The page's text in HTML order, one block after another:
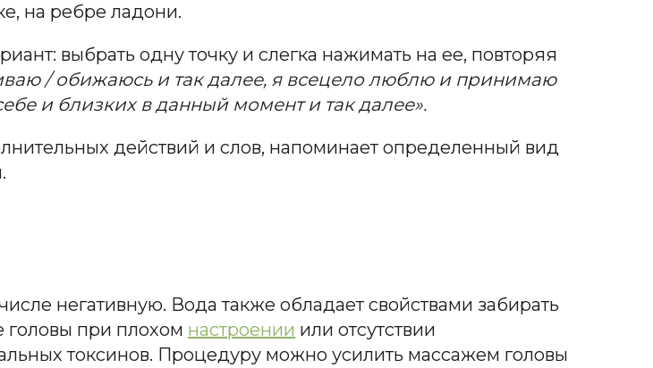
на ребре ладони.
выбрать одну точку и слегка нажимать на ее, повторяя
/ обижаюсь и так далее, я всецело люблю и принимаю
и близких в данный момент и так далее».
действий и слов, напоминает определенный вид
негативную. Вода также обладает свойствами забирать
головы при плохом настроении или отсутствии
токсинов. Процедуру можно усилить массажем головы